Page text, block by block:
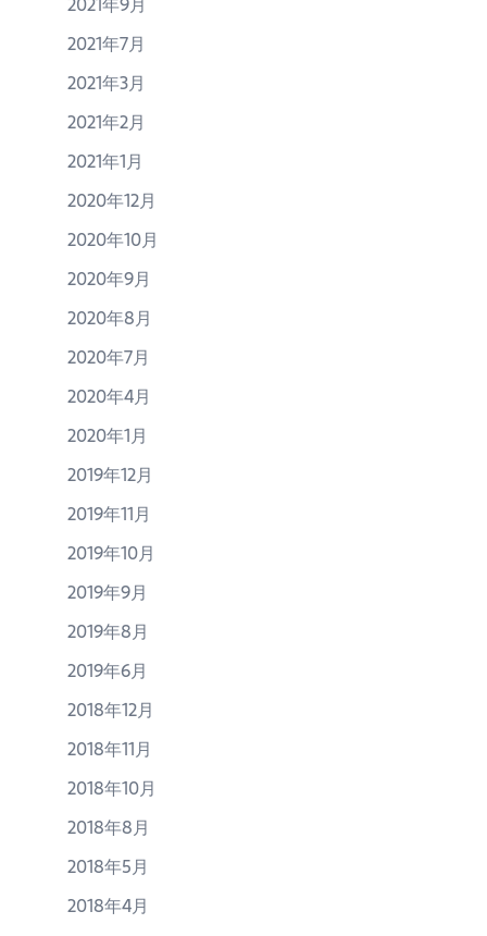
2021年7月
2021年3月
2021年2月
2021年1月
2020年12月
2020年10月
2020年9月
2020年8月
2020年7月
2020年4月
2020年1月
2019年12月
2019年11月
2019年10月
2019年9月
2019年8月
2019年6月
2018年12月
2018年11月
2018年10月
2018年8月
2018年5月
2018年4月